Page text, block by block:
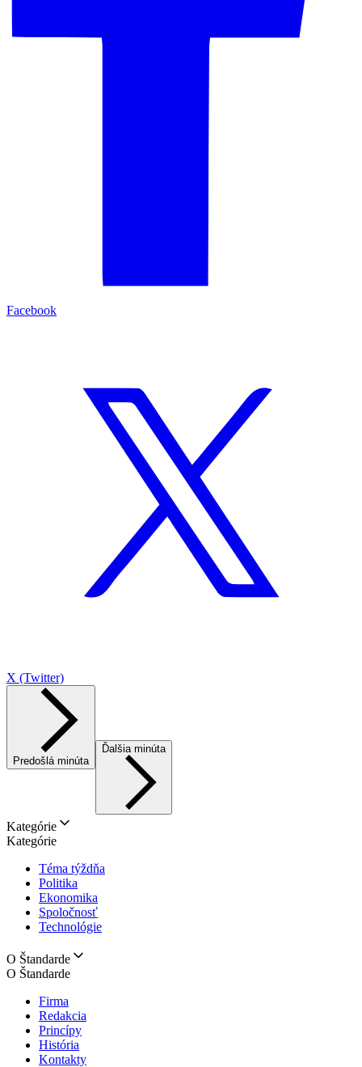
Facebook
X (Twitter)
Predošlá minúta
Ďalšia minúta
Kategórie
Kategórie
Téma týždňa
Politika
Ekonomika
Spoločnosť
Technológie
O Štandarde
O Štandarde
Firma
Redakcia
Princípy
História
Kontakty